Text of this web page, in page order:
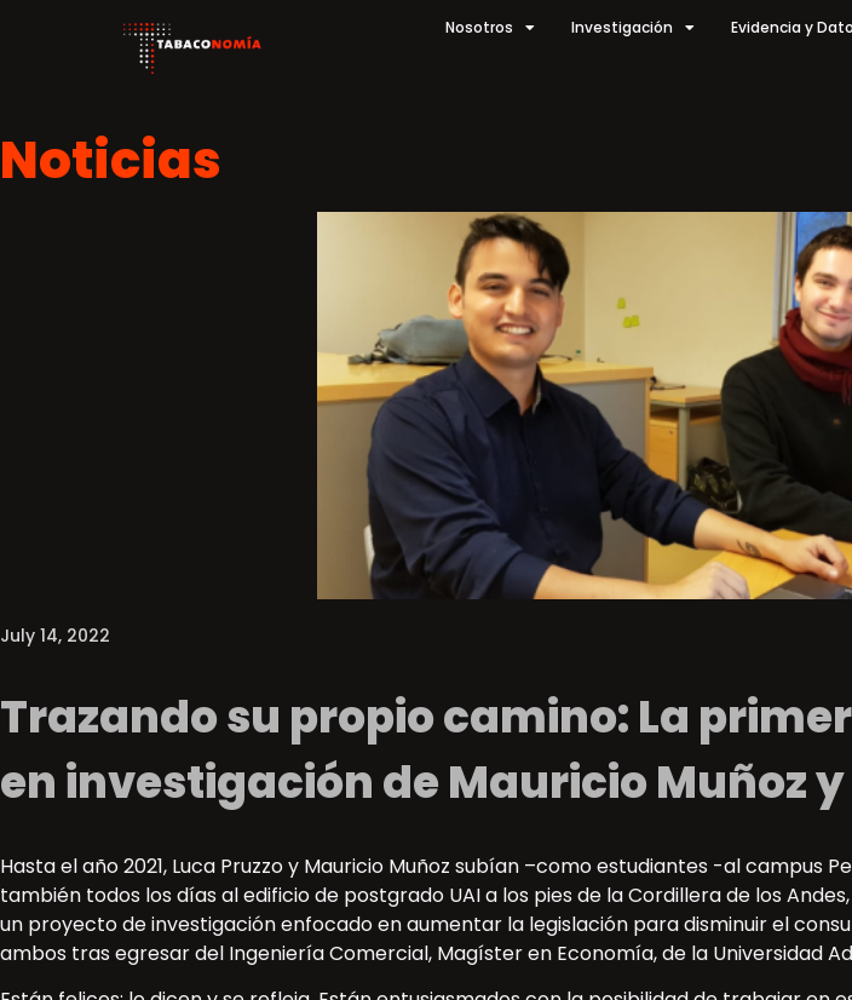
Nosotros Investigación Evidencia y
Noticias
July 14, 2022
Trazando su propio camino: La
en investigación de Mauricio Muñoz y
Hasta el año 2021, Luca Pruzzo y Mauricio Muñoz subían –como estudiantes -al campus
también todos los días al edificio de postgrado UAI a los pies de la Cordillera de los
un proyecto de investigación enfocado en aumentar la legislación para disminuir el
ambos tras egresar del Ingeniería Comercial, Magíster en Economía, de la Universidad